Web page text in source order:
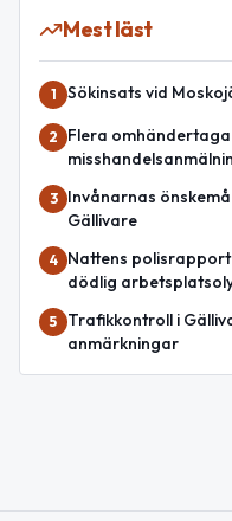
Mest läst
1 Sökinsats vid
2
Flera
3
Invånarnas
Gällivare
4
Nattens
dödlig
5
Trafikkontroll i
anmärkningar